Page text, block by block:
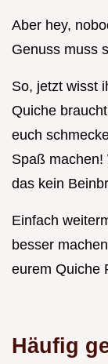
Aber hey,
Genuss muss
So, jetzt wisst
Quiche
euch
Spaß machen!
das kein
Einfach
besser
eurem Quiche
Häufig